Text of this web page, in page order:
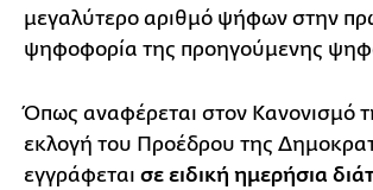
μεγαλύτερο αριθμό ψήφων στην
ψηφοφορία της προηγούμενης
Όπως αναφέρεται στον Κανονισμό
εκλογή του Προέδρου της
εγγράφεται σε ειδική ημερήσια